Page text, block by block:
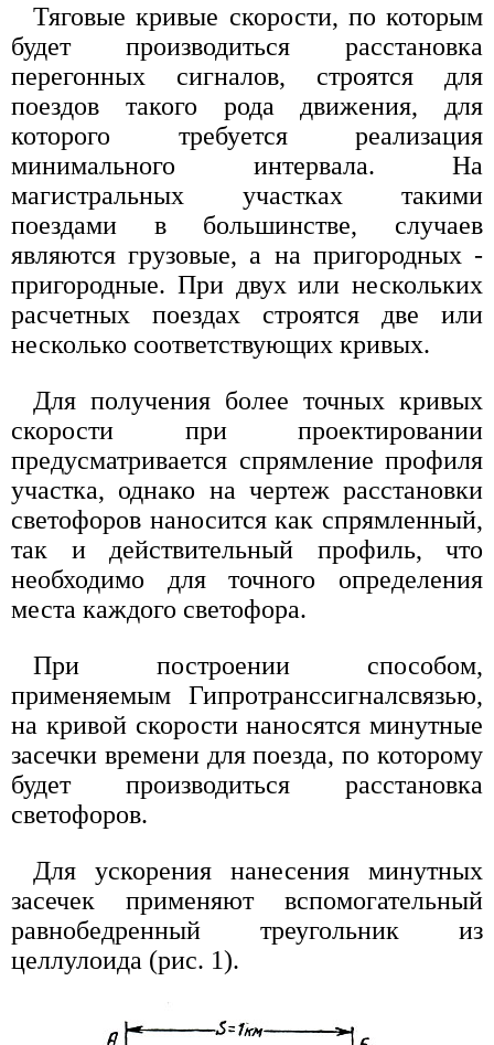
Тяговые кривые скорости, по которым
будет производиться расстановка
перегонных сигналов, строятся для
поездов такого рода движения, для
которого требуется реализация
минимального интервала. На
магистральных участках такими
поездами в большинстве, случаев
являются грузовые, а на пригородных -
пригородные. При двух или нескольких
расчетных поездах строятся две или
несколько соответствующих кривых.
Для получения более точных кривых
скорости при проектировании
предусматривается спрямление профиля
участка, однако на чертеж расстановки
светофоров наносится как спрямленный,
так и действительный профиль, что
необходимо для точного определения
места каждого светофора.
При построении способом,
применяемым Гипротранссигналсвязью,
на кривой скорости наносятся минутные
засечки времени для поезда, по которому
будет производиться расстановка
светофоров.
Для ускорения нанесения минутных
засечек применяют вспомогательный
равнобедренный треугольник из
целлулоида (рис. 1).